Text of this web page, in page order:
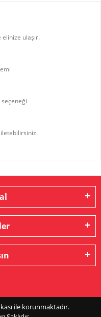
ulaşır.
ile korunmaktadır.